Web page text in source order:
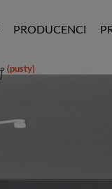
PRODUCENCI
(pusty)